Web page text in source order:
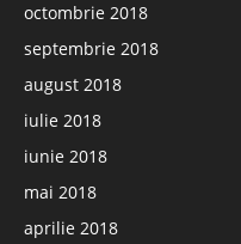
octombrie 2018
septembrie 2018
august 2018
iulie 2018
iunie 2018
mai 2018
aprilie 2018